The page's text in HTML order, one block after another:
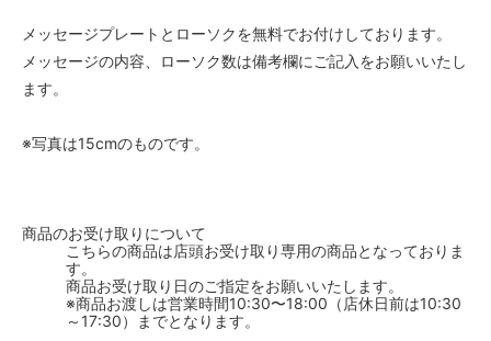
メッセージプレートとローソクを無料でお付けしております。
メッセージの内容、ローソク数は備考欄にご記入をお願いいたし
ます。
※写真は15cmのものです。
商品のお受け取りについて
こちらの商品は店頭お受け取り専用の商品となっておりま
す。
商品お受け取り日のご指定をお願いいたします。
※商品お渡しは営業時間10:30〜18:00（店休日前は10:30
～17:30）までとなります。